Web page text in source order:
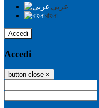
عربى
বাংলা
Accedi
Accedi
button close ×